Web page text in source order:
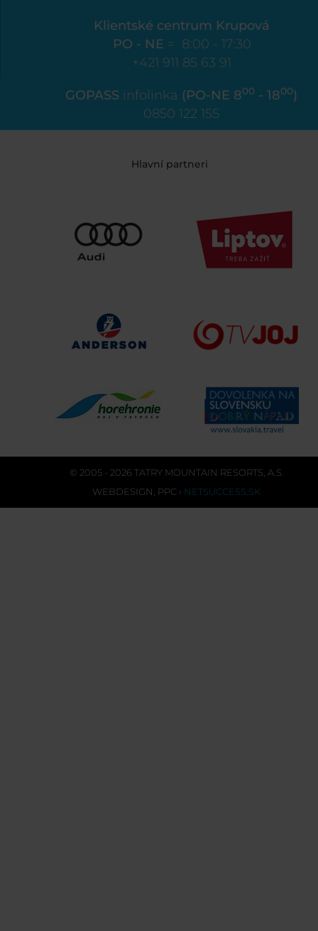
Klientské centrum Krupová
PO - NE = 8:00 - 17:30
+421 911 85 63 91
GOPASS infolinka (PO-NE 800 - 1800)
0850 122 155
Hlavní partneri
© 2005 - 2026 TATRY MOUNTAIN RESORTS, A.S.
WEBDESIGN PPC › NETSUCCESS.SK